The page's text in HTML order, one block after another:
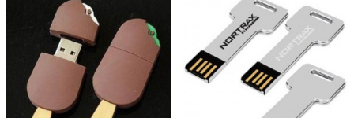
Personnaliser avec
votre logo
Personnaliser avec
votre logo